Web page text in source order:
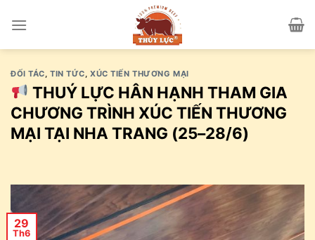
ĐỐI TÁC,TIN TỨC,XÚC TIẾN THƯƠNG MẠI
THUÝ LỰC HÂN HẠNH THAM GIA
CHƯƠNG TRÌNH XÚC TIẾN THƯƠNG
MẠI TẠI NHA TRANG (25–28/6)
29
Th6